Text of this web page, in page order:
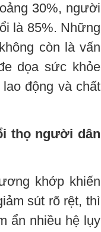
30%, người
là 85%. Những
còn là vấn
dọa sức khỏe
động và chất
thọ người dân
khớp khiến
sút rõ rệt, thì
ẩn nhiều hệ lụy